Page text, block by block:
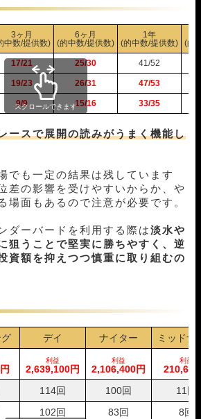
2-1-6 20,000円 72,200円
361%
5-1-3 20,000円 144,400円
722%
1-2-3 20,000円 24,800円
124%
1-3-2 20,000円 25,200円
126%
20,000円
4-1-2 20,000円 50,000円
250%
1-3-2 20,000円 29,200円
146%
3-4-1 20,000円 107,800円
539%
1-2-6 20,000円 46,800円
234%
1-4-2 20,000円 48,000円
240%
1-4-2 20,000円 34,800円
174%
3-1-4 20,000円 0円
0%
1-3-2 20,000円 31,200円
1-5-6 20,000円 23,000円
115%
1-3-2 20,000円
0%
1-2-4 20,000円 26,800円
134%
20,000円 32,800円
20,000円 94,400円
3ヶ月
中数/提供数)
6ヶ月
(的中数/提供数)
1年
(的中数/提供数)
(的
17/21 25/30 41/52
19/23 26/31 47/53
9/9 15/16 33/35
スクロールできます
ースで展開の読みがうまく機能し
でも一定の結果は残しています
差の影響を受けやすいからか、や
場面もあるので注意が必要です。
ダーバードを利用する際は淡水や
狙うことで堅実に勝ちやすく、逆
資額を抑えつつ慎重に取り組むの
デイ ナイター ミッドナ
利益
2,639,100円
利益
2,106,400円
利益
114回 100回
11回
102回 83回
8回